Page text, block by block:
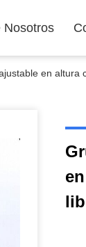
Nosotros
en